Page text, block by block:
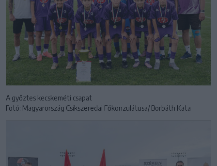
A győztes kecskeméti csapat
Fotó: Magyarország Csíkszeredai Főkonzulátusa/ Borbáth Kata